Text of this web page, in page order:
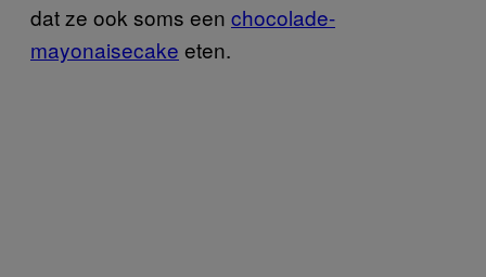
dat ze ook soms een chocolade-
mayonaisecake eten.